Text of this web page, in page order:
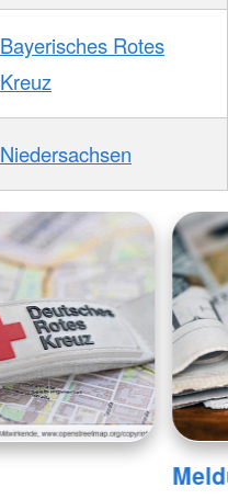
Bayerisches Rotes
Kreuz
Niedersachsen